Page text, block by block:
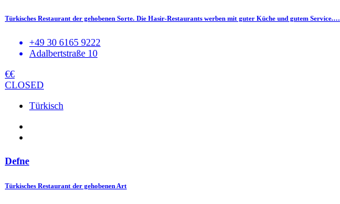
Türkisches Restaurant der gehobenen Sorte. Die Hasir-Restaurants werben mit guter Küche und gutem Service.…
+49 30 6165 9222
Adalbertstraße 10
€€
CLOSED
Türkisch
Defne
Türkisches Restaurant der gehobenen Art